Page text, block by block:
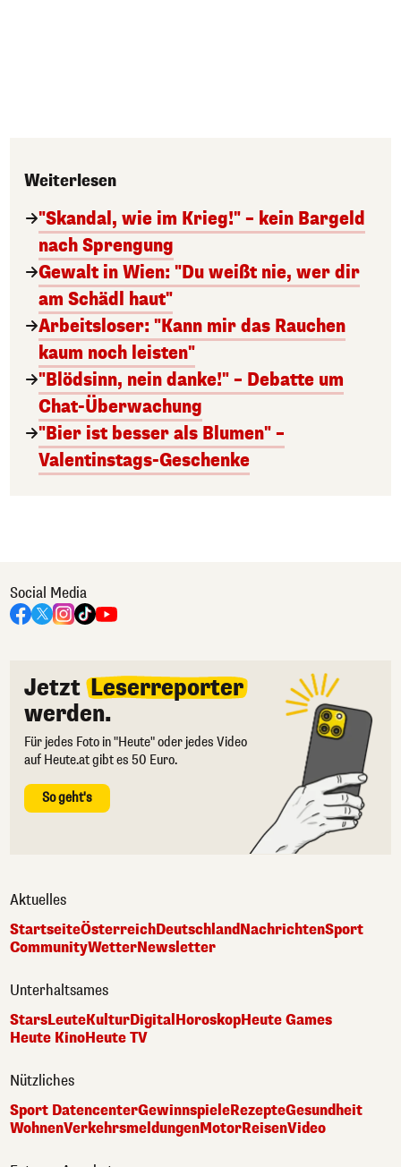
Weiterlesen
"Skandal, wie im Krieg!" – kein Bargeld
nach Sprengung
Gewalt in Wien: "Du weißt nie, wer dir
am Schädl haut"
Arbeitsloser: "Kann mir das Rauchen
kaum noch leisten"
"Blödsinn, nein danke!" – Debatte um
Chat-Überwachung
"Bier ist besser als Blumen" –
Valentinstags-Geschenke
Social Media
Jetzt Leserreporter
werden.
Für jedes Foto in "Heute" oder jedes Video
auf Heute.at gibt es 50 Euro.
So geht's
Aktuelles
StartseiteÖsterreichDeutschlandNachrichtenSport
CommunityWetterNewsletter
Unterhaltsames
StarsLeuteKulturDigital HoroskopHeute Games
Heute KinoHeute TV
Nützliches
Sport DatencenterGewinnspieleRezepteGesundheit
WohnenVerkehrsmeldungenMotorReisenVideo